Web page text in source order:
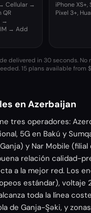
Cellular →
QR
→
→ Add
iPhone XS+,
Pixel 3+,
delivered in 30 seconds. No
15 plans available from
en Azerbaijan
tres operadores:
5G en Bakú y
y Nar Mobile (filial
relación calidad-
a la mejor red. Los
estándar), voltaje
toda la línea
de Ganja-Şəki, y